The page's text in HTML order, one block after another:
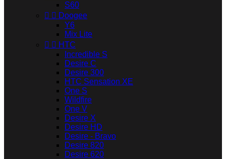
S60
  Doogee
Y6
Mix Lite
  HTC
Incredible S
Desire C
Desire 300
HTC Sensation XE
One S
Wildfire
One V
Desire X
Desire HD
Desire - Bravo
Desire 820
Desire 620